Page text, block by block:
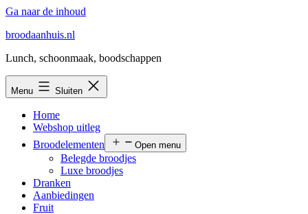
Ga naar de inhoud
broodaanhuis.nl
Lunch, schoonmaak, boodschappen
Menu Sluiten
Home
Webshop uitleg
Broodelementen
Open menu
Belegde broodjes
Luxe broodjes
Dranken
Aanbiedingen
Fruit